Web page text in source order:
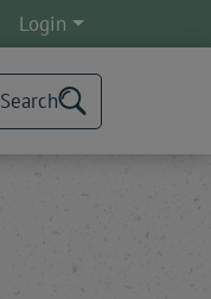
Login
Search